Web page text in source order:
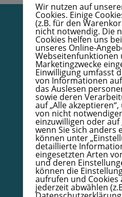
Vertrag widerrufen
Datenschutzerklärung
Impressum
AGB
Kodex
Papierzertifikat mit
Infoboard Absolventen
Doula/Mütterpflege/
Unterkünfte in und um
Wir nutzen auf
Cookies. Einige
(z.B. für den
nicht notwendig. Die
Cookies helfen uns
unseres Online-
Webseitenfunktionen
Marketingzwecke
Einwilligung umfasst
von Informationen
das Auslesen
sowie deren
auf „Alle
von nicht
einzuwilligen oder auf
wenn Sie sich anders
können unter
detaillierte
eingesetzten Arten
und deren
können die
aufrufen und Cookies
jederzeit abwählen